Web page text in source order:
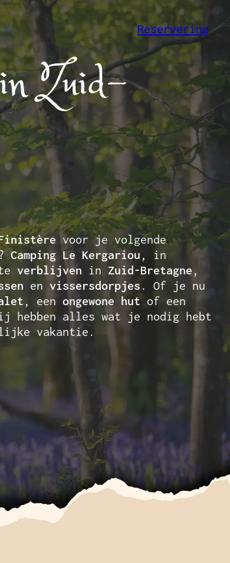
Reservering
Zuid-
voor je volgende
Camping Le Kergariou , in
verblijven in Zuid-Bretagne ,
en vissersdorpjes . Of je nu
, een ongewone hut of een
hebben alles wat je nodig hebt
vakantie.